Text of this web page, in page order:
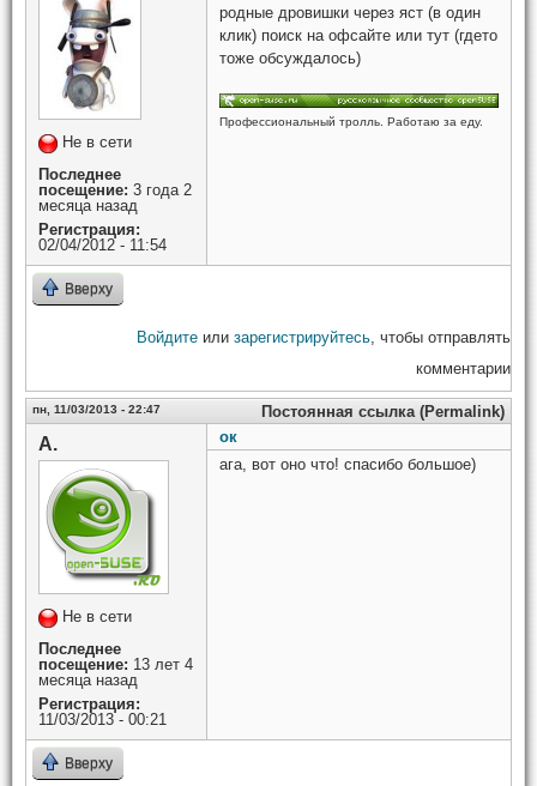
Не в сети
Последнее
посещение: 3 года 2
месяца назад
Регистрация:
02/04/2012 - 11:54
родные дровишки через яст (в один
клик) поиск на офсайте или тут (гдето
тоже обсуждалось)
Профессиональный тролль. Работаю за еду.
Вверху
Войдите или зарегистрируйтесь, чтобы отправлять
комментарии
пн, 11/03/2013 - 22:47 Постоянная ссылка (Permalink)
А.
Не в сети
Последнее
посещение: 13 лет 4
месяца назад
Регистрация:
11/03/2013 - 00:21
ок
ага, вот оно что! спасибо большое)
Вверху